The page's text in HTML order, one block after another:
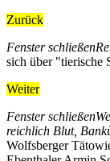
Zurück
Fenster schließen
sich über "tierische
Weiter
Fenster schließen
reichlich Blut,
Wolfsberger